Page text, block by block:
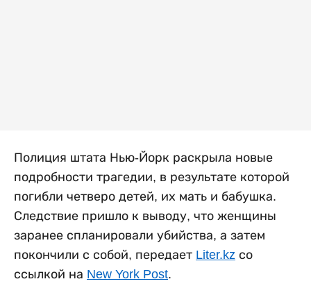
Полиция штата Нью-Йорк раскрыла новые
подробности трагедии, в результате которой
погибли четверо детей, их мать и бабушка.
Следствие пришло к выводу, что женщины
заранее спланировали убийства, а затем
покончили с собой, передает Liter.kz со
ссылкой на New York Post.